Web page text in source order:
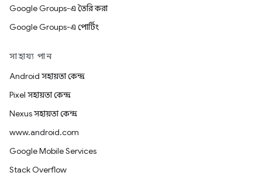
Google Groups-এ তৈরি করা
Google Groups-এ পোর্টিং
সাহায্য পান
Android সহায়তা কেন্দ্র
Pixel সহায়তা কেন্দ্র
Nexus সহায়তা কেন্দ্র
www.android.com
Google Mobile Services
Stack Overflow